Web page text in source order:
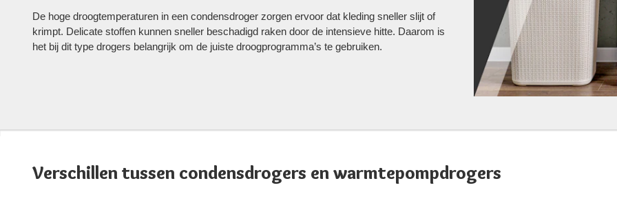
De hoge droogtemperaturen in een condensdroger zorgen ervoor dat kleding sneller slijt of
krimpt. Delicate stoffen kunnen sneller beschadigd raken door de intensieve hitte. Daarom is
het bij dit type drogers belangrijk om de juiste droogprogramma’s te gebruiken​.
Verschillen tussen condensdrogers en warmtepompdrogers